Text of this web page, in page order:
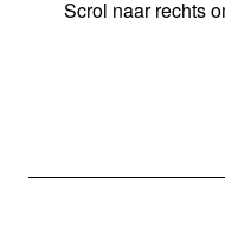
Scrol naar rechts